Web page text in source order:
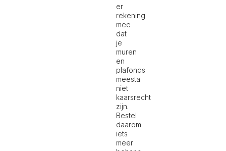
er
rekening
mee
dat
je
muren
en
plafonds
meestal
niet
kaarsrecht
zijn.
Bestel
daarom
iets
meer